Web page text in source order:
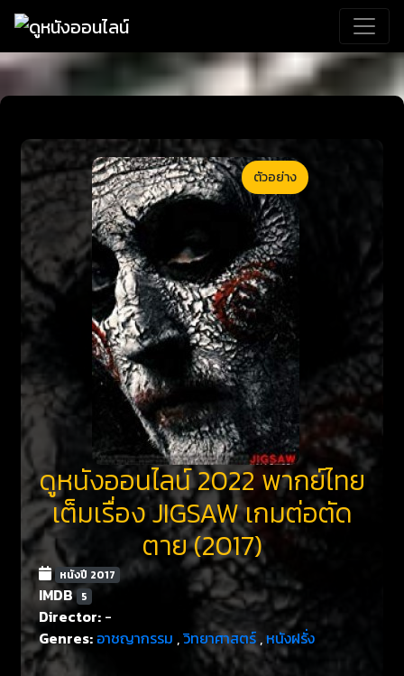
ตัวอย่าง
ดูหนังออนไลน์ 2022 พากย์ไทย
เต็มเรื่อง JIGSAW เกมต่อตัด
ตาย (2017)
หนังปี 2017
IMDB 5
Director: -
Genres: อาชญากรรม ,วิทยาศาสตร์,หนังฝรั่ง